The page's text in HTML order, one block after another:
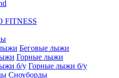
FITNESS
Беговые лыжи
Горные лыжи
Горные лыжи б/у
Сноуборды